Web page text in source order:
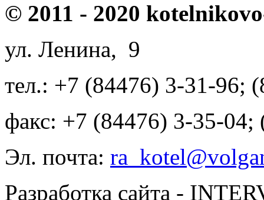
© 2011 - 2020
ул. Ленина, 9
тел.: +7 (84476) 3-31-96;
факс: +7 (84476) 3-35-04;
Эл. почта:
Разработка сайта -